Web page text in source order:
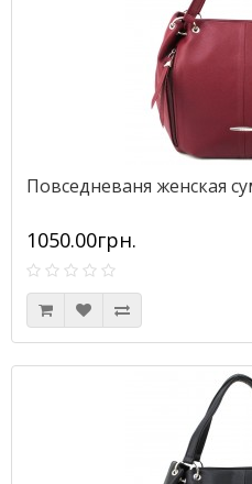
Повседневаня женская
1050.00грн.